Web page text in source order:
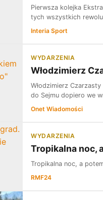
Pierwsza kolejka
tych wszystkich
Interia Sport
WYDARZENIA
Włodzimierz
Włodzimierz
do Sejmu dopiero we
Onet Wiadomości
WYDARZENIA
Tropikalna noc,
Tropikalna noc, a
RMF24